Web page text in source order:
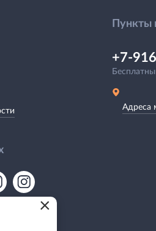
Пункты
+7-
Адреса
×